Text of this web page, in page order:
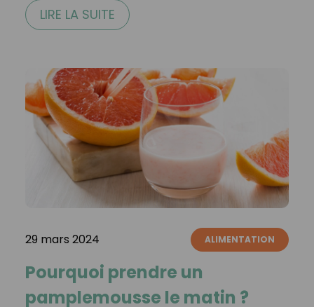
LIRE LA SUITE
29 mars 2024 ALIMENTATION
Pourquoi prendre un
pamplemousse le matin ?